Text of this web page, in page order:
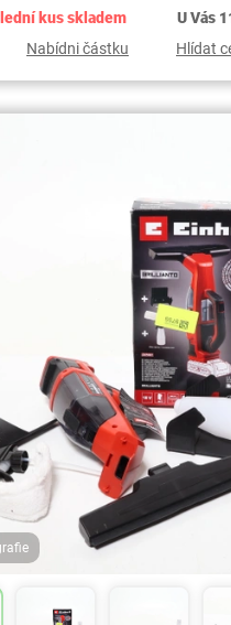
kus skladem
U Vás
Nabídni částku
Hlídat